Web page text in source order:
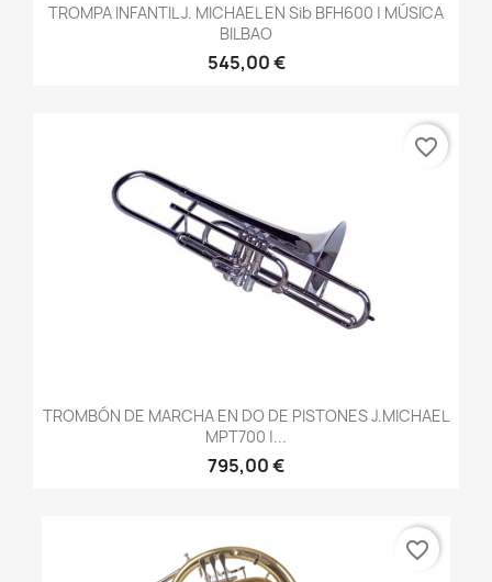
TROMPA INFANTIL J. MICHAEL EN Sib BFH600 | MÚSICA
BILBAO
545,00 €
TROMBÓN DE MARCHA EN DO DE PISTONES J.MICHAEL
MPT700 |...
795,00 €
favorite_border
favorite_border